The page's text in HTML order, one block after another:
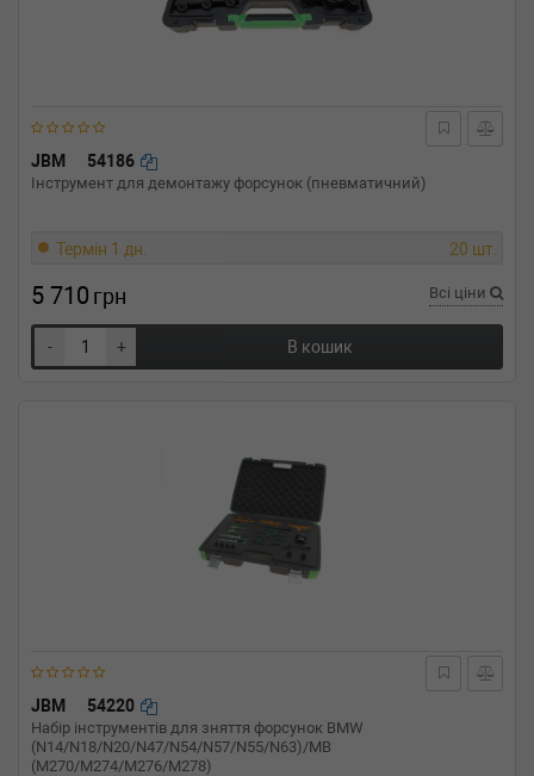
JBM 54186
Інструмент для демонтажу форсунок (пневматичний)
Термін 1 дн. 20 шт.
5 710 грн Всі ціни
- + В кошик
JBM 54220
Набір інструментів для зняття форсунок BMW
(N14/N18/N20/N47/N54/N57/N55/N63)/MB
(M270/M274/M276/M278)